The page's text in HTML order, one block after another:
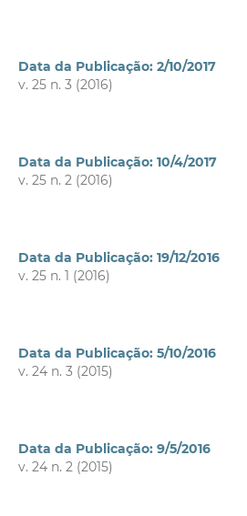
Data da Publicação: 2/10/2017
v. 25 n. 3 (2016)
Data da Publicação: 10/4/2017
v. 25 n. 2 (2016)
Data da Publicação: 19/12/2016
v. 25 n. 1 (2016)
Data da Publicação: 5/10/2016
v. 24 n. 3 (2015)
Data da Publicação: 9/5/2016
v. 24 n. 2 (2015)